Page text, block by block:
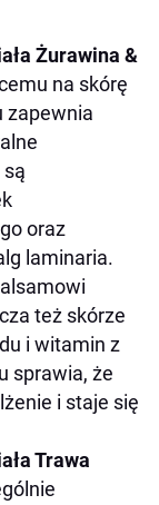
Żurawina &
na skórę
zapewnia
oraz
laminaria.
też skórze
i witamin z
sprawia, że
i staje się
Trawa